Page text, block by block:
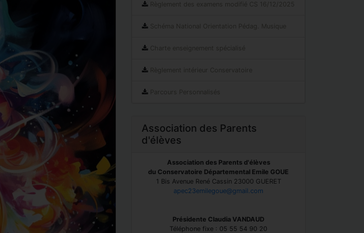
Règlement des examens modifié CS 16/12/2025
Schéma National Orientation Pédag. Musique
Charte enseignement spécialisé
Règlement intérieur Conservatoire
Parcours Personnalisés
Association des Parents
d'élèves
Association des Parents d'élèves
du Conservatoire Départemental Emile GOUE
1 Bis Avenue René Cassin 23000 GUERET
apec23emilegoue@gmail.com
Présidente Claudia VANDAUD
Téléphone fixe : 05 55 54 90 20